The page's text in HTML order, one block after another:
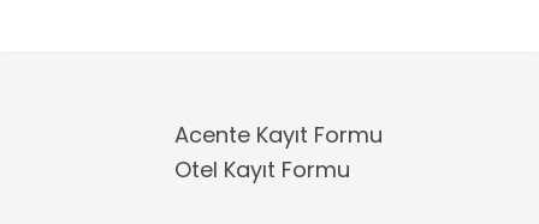
Acente Kayıt Formu
Otel Kayıt Formu